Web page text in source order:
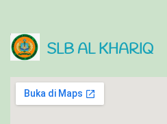
SLB AL KHARIQ